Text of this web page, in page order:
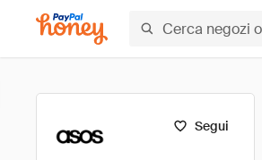
Segui